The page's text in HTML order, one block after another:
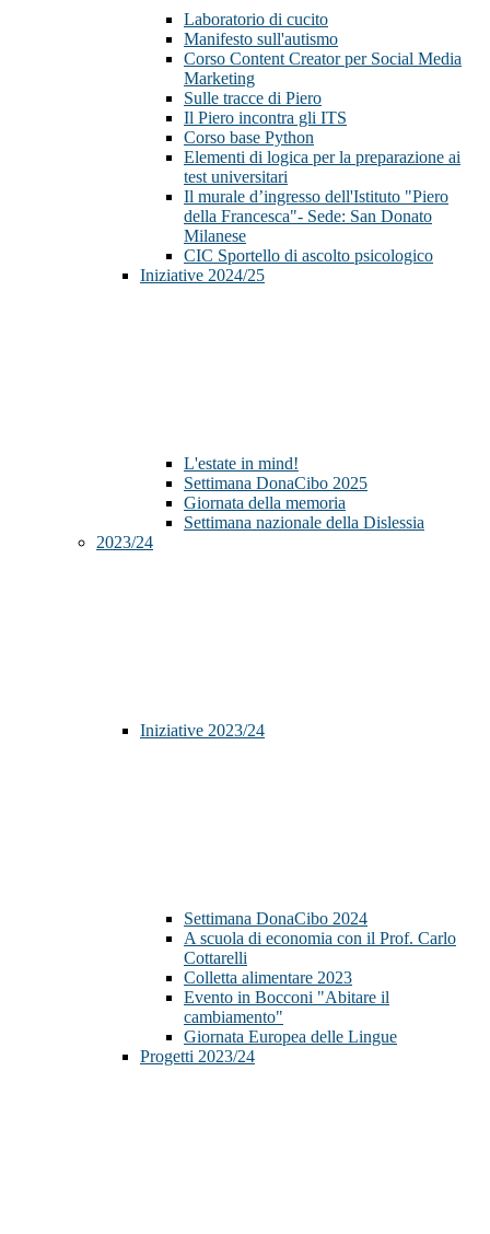
Laboratorio di cucito
Manifesto sull'autismo
Corso Content Creator per Social Media
Marketing
Sulle tracce di Piero
Il Piero incontra gli ITS
Corso base Python
Elementi di logica per la preparazione ai
test universitari
Il murale d’ingresso dell'Istituto "Piero
della Francesca"- Sede: San Donato
Milanese
CIC Sportello di ascolto psicologico
Iniziative 2024/25
L'estate in mind!
Settimana DonaCibo 2025
Giornata della memoria
Settimana nazionale della Dislessia
2023/24
Iniziative 2023/24
Settimana DonaCibo 2024
A scuola di economia con il Prof. Carlo
Cottarelli
Colletta alimentare 2023
Evento in Bocconi "Abitare il
cambiamento"
Giornata Europea delle Lingue
Progetti 2023/24